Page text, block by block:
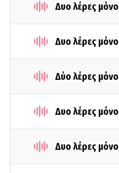
Δυο λέρες
Δυο λέρες
Δύο λέρες
Δυο λέρες
Δυο λέρες